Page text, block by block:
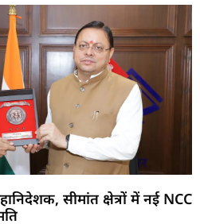
सीमांत क्षेत्रों में नई NCC